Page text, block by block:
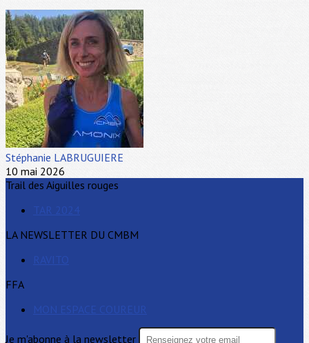
Stéphanie LABRUGUIERE
10 mai 2026
Trail des Aiguilles rouges
TAR 2024
LA NEWSLETTER DU CMBM
RAVITO
FFA
MON ESPACE COUREUR
Je m'abonne à la newsletter